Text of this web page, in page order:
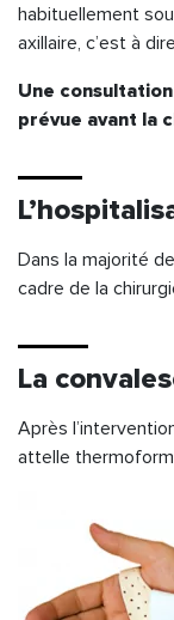
habituellement
axillaire, c’est à
Une
prévue avant la
Dans la majorité
cadre de la
La
Après
attelle